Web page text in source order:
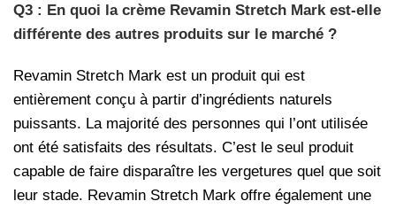
Q3 : En quoi la crème Revamin Stretch Mark est-elle
différente des autres produits sur le marché ?
Revamin Stretch Mark est un produit qui est
entièrement conçu à partir d’ingrédients naturels
puissants. La majorité des personnes qui l’ont utilisée
ont été satisfaits des résultats. C’est le seul produit
capable de faire disparaître les vergetures quel que soit
leur stade. Revamin Stretch Mark offre également une